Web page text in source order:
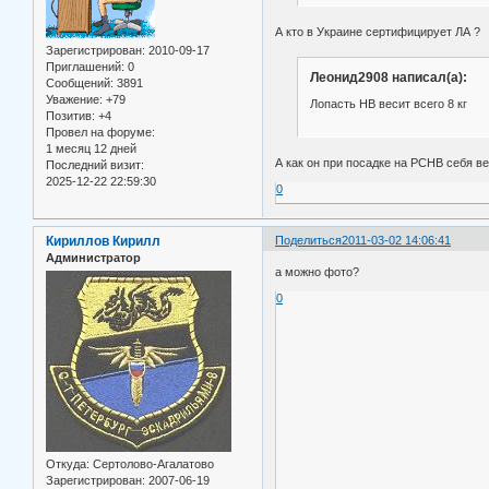
Зарегистрирован: 2010-09-17
Приглашений: 0
Сообщений: 3891
Уважение: +79
Позитив: +4
Провел на форуме:
1 месяц 12 дней
Последний визит:
2025-12-22 22:59:30
А кто в Украине сертифицирует ЛА ?
Леонид2908 написал(а):
Лопасть НВ весит всего 8 кг
А как он при посадке на РСНВ себя
0
Поделиться2011-03-02 14:06:41
Кириллов Кирилл
Администратор
Откуда: Сертолово-Агалатово
Зарегистрирован: 2007-06-19
а можно фото?
0